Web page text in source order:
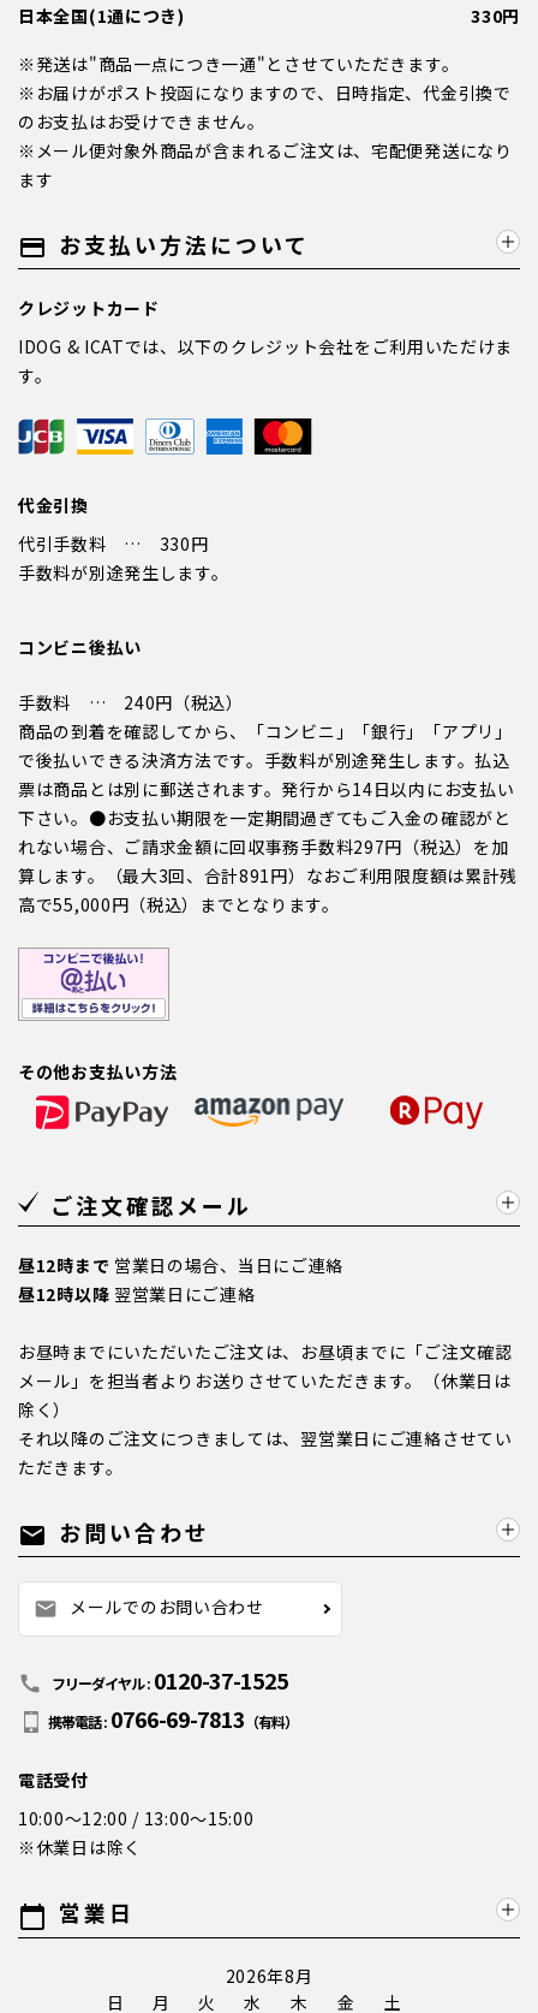
日本全国(1通につき)
330円
※発送は"商品一点につき一通"とさせていただきます。
※お届けがポスト投函になりますので、日時指定、代金引換で
のお支払はお受けできません。
※メール便対象外商品が含まれるご注文は、宅配便発送になり
ます
payment お支払い方法について
クレジットカード
IDOG & ICATでは、以下のクレジット会社をご利用いただけま
す。
代金引換
代引手数料 … 330円
手数料が別途発生します。
コンビニ後払い
手数料 … 240円（税込）
商品の到着を確認してから、「コンビニ」「銀行」「アプリ」
で後払いできる決済方法です。手数料が別途発生します。払込
票は商品とは別に郵送されます。発行から14日以内にお支払い
下さい。●お支払い期限を一定期間過ぎてもご入金の確認がと
れない場合、ご請求金額に回収事務手数料297円（税込）を加
算します。（最大3回、合計891円）なおご利用限度額は累計残
高で55,000円（税込）までとなります。
その他お支払い方法
ご注文確認メール
昼12時まで 営業日の場合、当日にご連絡
昼12時以降 翌営業日にご連絡
お昼時までにいただいたご注文は、お昼頃までに「ご注文確認
メール」を担当者よりお送りさせていただきます。（休業日は
除く）
それ以降のご注文につきましては、翌営業日にご連絡させてい
ただきます。
mail お問い合わせ
mail メールでのお問い合わせ
call フリーダイヤル : 0120-37-1525
携帯電話 : 0766-69-7813 （有料）
電話受付
10:00～12:00 / 13:00～15:00
※休業日は除く
calendar_today 営業日
2026年8月
日
月 火 水 木 金
土